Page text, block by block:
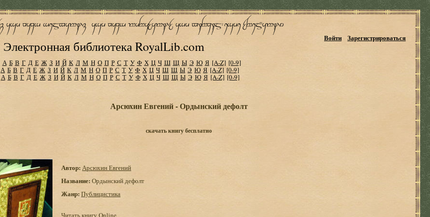
Электронная библиотека RoyalLib.com
Войти Зарегистрироваться
А Б В Г Д Е Ж З И Й К Л М Н О П Р С Т У Ф Х Ц Ч Ш Щ Ы Э Ю Я [A-Z] [0-9]
А Б В Г Д Е Ж З И Й К Л М Н О П Р С Т У Ф Х Ц Ч Ш Щ Ы Э Ю Я [A-Z] [0-9]
А Б В Г Д Е Ж З И Й К Л М Н О П Р С Т У Ф Х Ц Ч Ш Щ Ы Э Ю Я [A-Z] [0-9]
Арсюхин Евгений - Ордынский дефолт
скачать книгу бесплатно
Автор: Арсюхин Евгений
Название: Ордынский дефолт
Жанр: Публицистика
Читать книгу Online